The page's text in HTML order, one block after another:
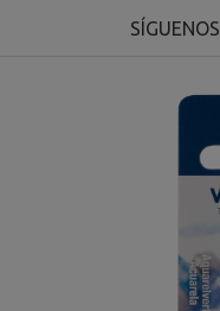
SÍGUENOS